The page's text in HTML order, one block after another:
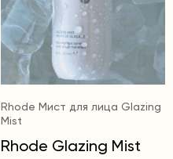
Rhode Мист для лица Glazing
Mist
Rhode Glazing Mist